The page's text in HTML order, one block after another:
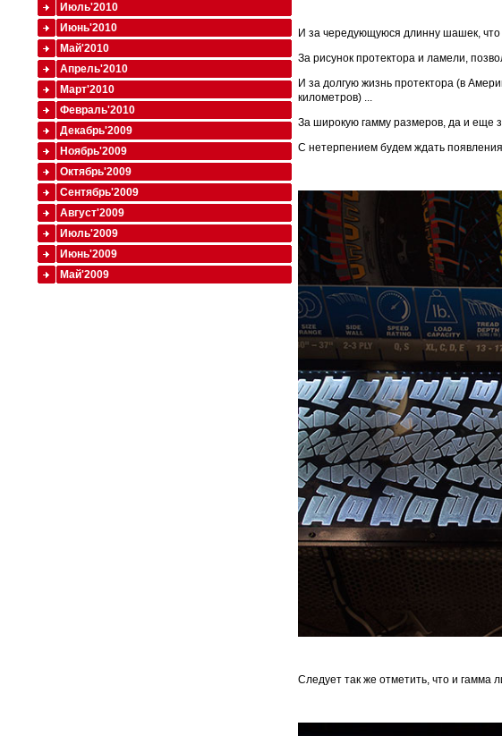
И за чередующуюся длинну шашек,
За рисунок протектора и ламели,
И за долгую жизнь протектора (в
километров) ...
За широкую гамму размеров, да и еще
С нетерпением будем ждать
Следует так же отметить, что и гамма
Июль'2010
Июнь'2010
Май'2010
Апрель'2010
Март'2010
Февраль'2010
Декабрь'2009
Ноябрь'2009
Октябрь'2009
Сентябрь'2009
Август'2009
Июль'2009
Июнь'2009
Май'2009